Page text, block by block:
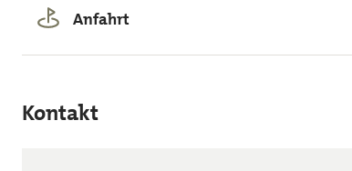
Anfahrt
Kontakt